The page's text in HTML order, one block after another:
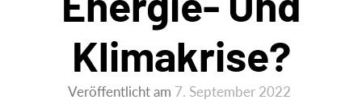
Klimakrise?
Veröffentlicht am 7. September 2022